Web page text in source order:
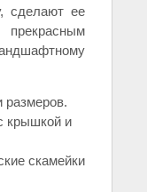
сделают ее
крышкой и
скамейки